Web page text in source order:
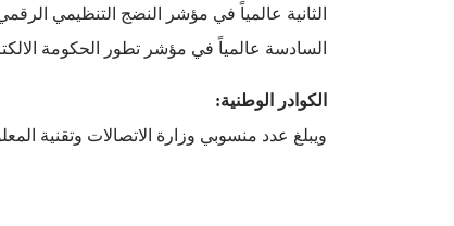
الثانية عالمياً في مؤشر النضج التنظيمي
السادسة عالمياً في مؤشر تطور الحكومة
الكوادر الوطنية:
ويبلغ عدد منسوبي وزارة الاتصالات وتقنية المعلومات 779 موظفاً وموظفة، يمثلون كفاءات وطنية تسهم في قيادة مستهدفات القطاع وتعزيز